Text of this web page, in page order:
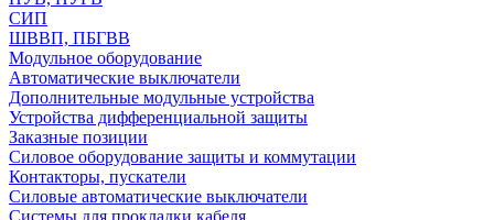
СИП
ШВВП, ПБГВВ
Модульное оборудование
Автоматические выключатели
Дополнительные модульные устройства
Устройства дифференциальной защиты
Заказные позиции
Силовое оборудование защиты и коммутации
Контакторы, пускатели
Силовые автоматические выключатели
Системы для прокладки кабеля